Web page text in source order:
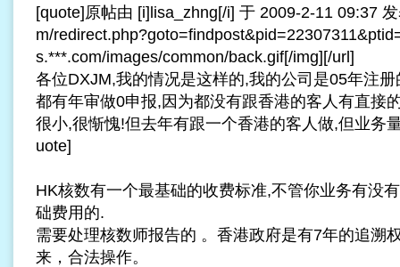
[quote]原帖由 [i]lisa_zhng[/i] 于 2009-2-11 09:37
m/
s.***.com/images/common/back.gif[/img][/url]
各位DXJM,我的情况是这样的,我的公司是05年注
都有年审做0申报,因为都没有跟香港的客人有直接
很小,很惭愧!但去年有跟一个香港的客人做,但业务
uote]
HK核数有一个最基础的收费标准,不管你业务有没
础费用的.
需要处理核数师报告的 。香港政府是有7年的追溯
来，合法操作。